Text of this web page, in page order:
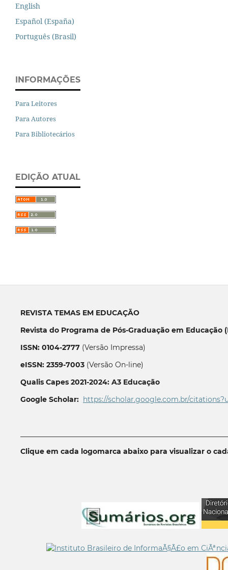
English
Español (España)
Português (Brasil)
INFORMAÇÕES
Para Leitores
Para Autores
Para Bibliotecários
EDIÇÃO ATUAL
REVISTA TEMAS EM EDUCAÇÃO
Revista do Programa de Pós-Graduação em Educação
ISSN: 0104-2777(Versão Impressa)
eISSN: 2359-7003(Versão On-line)
Qualis Capes 2021-2024: A3 Educação
Google Scholar: https://scholar.google.com.br/
Clique em cada logomarca abaixo para visualizar o